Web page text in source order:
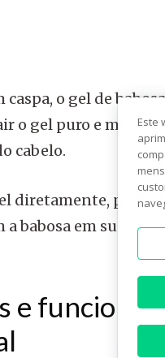
o gel de
o gel puro e
cabelo.
diretamente, pode
babosa em sua
e funciona
Este